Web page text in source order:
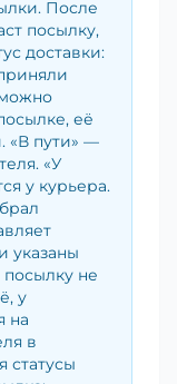
После
посылку,
доставки:
её
«В пути» —
«У
у курьера.
указаны
посылку не
у
на
в
статусы